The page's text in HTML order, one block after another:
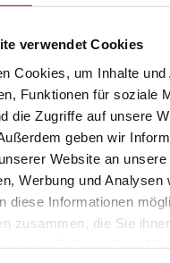
verwendet Cookies
Cookies, um Inhalte und
Funktionen für soziale
die Zugriffe auf unsere
geben wir
Website an
Werbung und Analysen
diese Informationen
zusammen, die Sie
Rechnung, Zahlungsziel
inkl. BIC und
hervor.)
Webshop wird die Zahlung
angeboten.
Lieferung
DAP –